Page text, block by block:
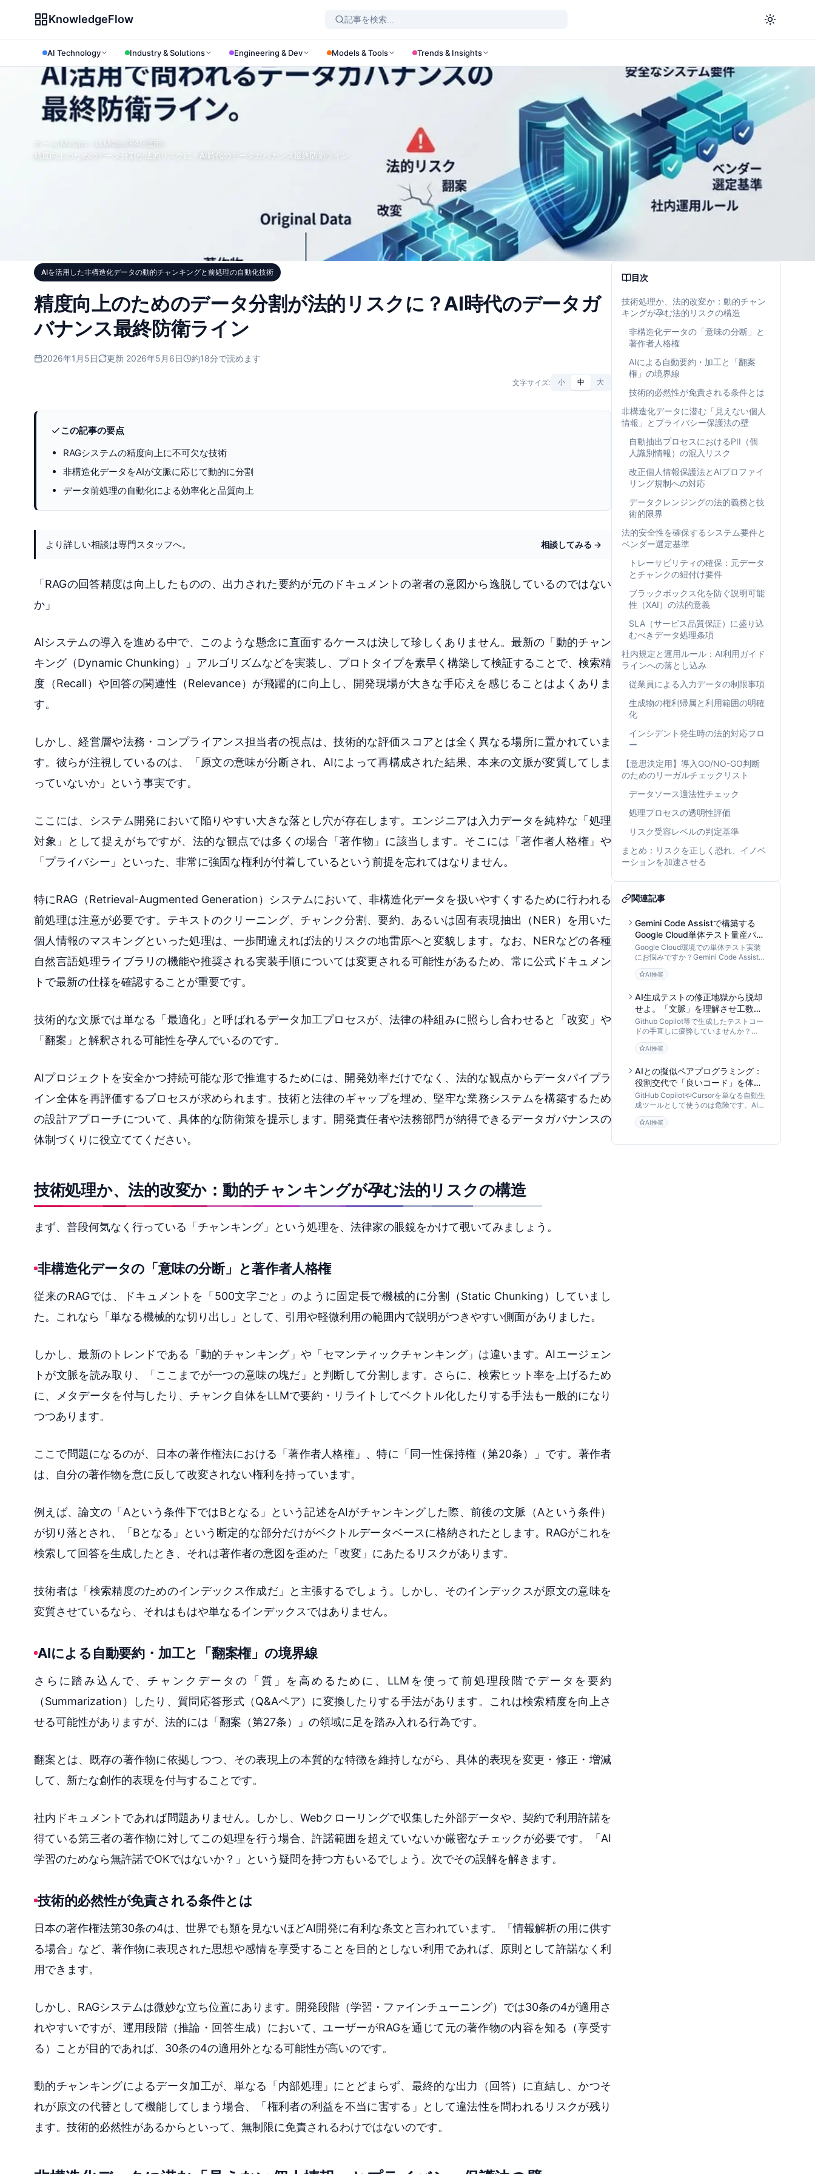
KnowledgeFlow
AI Technology Industry & Solutions Engineering & Dev Models & Tools Trends & Insights
MLOps / LLMOps RAG運用
精度向上のためのデータ分割が法的リスクに？AI時代のデータガバナンス最終防衛ライン
AIを活用した非構造化データの動的チャンキングと前処理の自動化技術
精度向上のためのデータ分割が法的リスクに？AI時代のデータガ
バナンス最終防衛ライン
2026年1月5日 更新 2026年5月6日 約18分で読めます
文字サイズ: 小 中 大
この記事の要点
RAGシステムの精度向上に不可欠な技術
非構造化データをAIが文脈に応じて動的に分割
データ前処理の自動化による効率化と品質向上
より詳しい相談は専門スタッフへ。 相談してみる →
「RAGの回答精度は向上したものの、出力された要約が元のドキュメントの著者の意図から逸脱しているのではない
か」
AIシステムの導入を進める中で、このような懸念に直面するケースは決して珍しくありません。最新の「動的チャン
キング（Dynamic Chunking）」アルゴリズムなどを実装し、プロトタイプを素早く構築して検証することで、検索精
度（Recall）や回答の関連性（Relevance）が飛躍的に向上し、開発現場が大きな手応えを感じることはよくありま
す。
しかし、経営層や法務・コンプライアンス担当者の視点は、技術的な評価スコアとは全く異なる場所に置かれていま
す。彼らが注視しているのは、「原文の意味が分断され、AIによって再構成された結果、本来の文脈が変質してしま
っていないか」という事実です。
ここには、システム開発において陥りやすい大きな落とし穴が存在します。エンジニアは入力データを純粋な「処理
対象」として捉えがちですが、法的な観点では多くの場合「著作物」に該当します。そこには「著作者人格権」や
「プライバシー」といった、非常に強固な権利が付着しているという前提を忘れてはなりません。
特にRAG（Retrieval-Augmented Generation）システムにおいて、非構造化データを扱いやすくするために行われる
前処理は注意が必要です。テキストのクリーニング、チャンク分割、要約、あるいは固有表現抽出（NER）を用いた
個人情報のマスキングといった処理は、一歩間違えれば法的リスクの地雷原へと変貌します。なお、NERなどの各種
自然言語処理ライブラリの機能や推奨される実装手順については変更される可能性があるため、常に公式ドキュメン
トで最新の仕様を確認することが重要です。
技術的な文脈では単なる「最適化」と呼ばれるデータ加工プロセスが、法律の枠組みに照らし合わせると「改変」や
「翻案」と解釈される可能性を孕んでいるのです。
AIプロジェクトを安全かつ持続可能な形で推進するためには、開発効率だけでなく、法的な観点からデータパイプラ
イン全体を再評価するプロセスが求められます。技術と法律のギャップを埋め、堅牢な業務システムを構築するため
の設計アプローチについて、具体的な防衛策を提示します。開発責任者や法務部門が納得できるデータガバナンスの
体制づくりに役立ててください。
技術処理か、法的改変か：動的チャンキングが孕む法的リスクの構造
まず、普段何気なく行っている「チャンキング」という処理を、法律家の眼鏡をかけて覗いてみましょう。
非構造化データの「意味の分断」と著作者人格権
従来のRAGでは、ドキュメントを「500文字ごと」のように固定長で機械的に分割（Static Chunking）していまし
た。これなら「単なる機械的な切り出し」として、引用や軽微利用の範囲内で説明がつきやすい側面がありました。
しかし、最新のトレンドである「動的チャンキング」や「セマンティックチャンキング」は違います。AIエージェン
トが文脈を読み取り、「ここまでが一つの意味の塊だ」と判断して分割します。さらに、検索ヒット率を上げるため
に、メタデータを付与したり、チャンク自体をLLMで要約・リライトしてベクトル化したりする手法も一般的になり
つつあります。
ここで問題になるのが、日本の著作権法における「著作者人格権」、特に「同一性保持権（第20条）」です。著作者
は、自分の著作物を意に反して改変されない権利を持っています。
例えば、論文の「Aという条件下ではBとなる」という記述をAIがチャンキングした際、前後の文脈（Aという条件）
が切り落とされ、「Bとなる」という断定的な部分だけがベクトルデータベースに格納されたとします。RAGがこれを
検索して回答を生成したとき、それは著作者の意図を歪めた「改変」にあたるリスクがあります。
技術者は「検索精度のためのインデックス作成だ」と主張するでしょう。しかし、そのインデックスが原文の意味を
変質させているなら、それはもはや単なるインデックスではありません。
AIによる自動要約・加工と「翻案権」の境界線
さらに踏み込んで、チャンクデータの「質」を高めるために、LLMを使って前処理段階でデータを要約
（Summarization）したり、質問応答形式（Q&Aペア）に変換したりする手法があります。これは検索精度を向上さ
せる可能性がありますが、法的には「翻案（第27条）」の領域に足を踏み入れる行為です。
翻案とは、既存の著作物に依拠しつつ、その表現上の本質的な特徴を維持しながら、具体的表現を変更・修正・増減
して、新たな創作的表現を付与することです。
社内ドキュメントであれば問題ありません。しかし、Webクローリングで収集した外部データや、契約で利用許諾を
得ている第三者の著作物に対してこの処理を行う場合、許諾範囲を超えていないか厳密なチェックが必要です。「AI
学習のためなら無許諾でOKではないか？」という疑問を持つ方もいるでしょう。次でその誤解を解きます。
技術的必然性が免責される条件とは
日本の著作権法第30条の4は、世界でも類を見ないほどAI開発に有利な条文と言われています。「情報解析の用に供す
る場合」など、著作物に表現された思想や感情を享受することを目的としない利用であれば、原則として許諾なく利
用できます。
しかし、RAGシステムは微妙な立ち位置にあります。開発段階（学習・ファインチューニング）では30条の4が適用さ
れやすいですが、運用段階（推論・回答生成）において、ユーザーがRAGを通じて元の著作物の内容を知る（享受す
る）ことが目的であれば、30条の4の適用外となる可能性が高いのです。
動的チャンキングによるデータ加工が、単なる「内部処理」にとどまらず、最終的な出力（回答）に直結し、かつそ
れが原文の代替として機能してしまう場合、「権利者の利益を不当に害する」として違法性を問われるリスクが残り
ます。技術的必然性があるからといって、無制限に免責されるわけではないのです。
目次
技術処理か、法的改変か：動的チャン
キングが孕む法的リスクの構造
非構造化データの「意味の分断」と
著作者人格権
AIによる自動要約・加工と「翻案
権」の境界線
技術的必然性が免責される条件とは
非構造化データに潜む「見えない個人
情報」とプライバシー保護法の壁
自動抽出プロセスにおけるPII（個
人識別情報）の混入リスク
改正個人情報保護法とAIプロファイ
リング規制への対応
データクレンジングの法的義務と技
術的限界
法的安全性を確保するシステム要件と
ベンダー選定基準
トレーサビリティの確保：元データ
とチャンクの紐付け要件
ブラックボックス化を防ぐ説明可能
性（XAI）の法的意義
SLA（サービス品質保証）に盛り込
むべきデータ処理条項
社内規定と運用ルール：AI利用ガイド
ラインへの落とし込み
従業員による入力データの制限事項
生成物の権利帰属と利用範囲の明確
化
インシデント発生時の法的対応フロ
ー
【意思決定用】導入GO/NO-GO判断
のためのリーガルチェックリスト
データソース適法性チェック
処理プロセスの透明性評価
リスク受容レベルの判定基準
まとめ：リスクを正しく恐れ、イノベ
ーションを加速させる
関連記事
Gemini Code Assistで構築する
Google Cloud単体テスト量産パイ
プライン：AI入力設計からモック
戦略まで
Google Cloud環境での単体テスト実装
にお悩みですか？Gemini Code Assistを
「データ処理パイプライン」として活用
し、Cloud Functions等のテストコード
DevOps専門家が解説します。
AI推奨
AI生成テストの修正地獄から脱却
せよ。「文脈」を理解させ工数を
8割削減するCody活用メソッド
Github Copilot等で生成したテストコー
ドの手直しに疲弊していませんか？
Sourcegraph Codyのリポジトリ全体理
解（コンテキスト認識）を活用し、依存
テスト」を生成する具体的かつ実践的な
手法を解説します。
AI推奨
AIとの擬似ペアプログラミング：
役割交代で「良いコード」を体得
する育成型開発フローの全貌
GitHub CopilotやCursorを単なる自動生
成ツールとして使うのは危険です。AI倫
理研究者が、AIを「擬似メンター」とし
て活用し、エンジニアの思考力とコード
の実践手法と組織導入フローを提言しま
AI推奨